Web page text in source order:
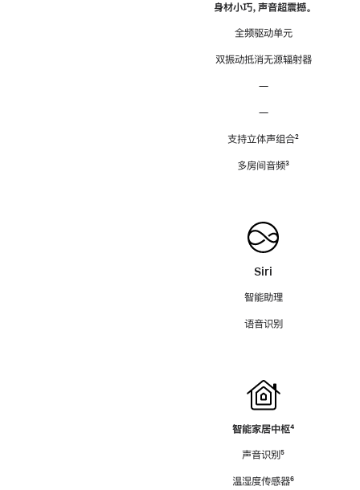
身材小巧，声音超震撼。
全频驱动单元
双振动抵消无源辐射器
—
—
支持立体声组合脚
²
多房间音频脚
³
Siri
智能助理
语音识别
智能家居中枢脚
⁴
声音识别脚
⁵
温湿度传感器脚
⁶